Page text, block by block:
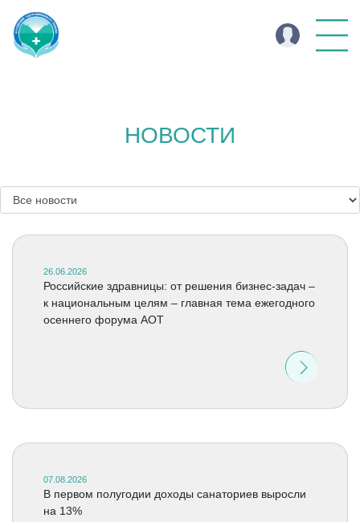
НОВОСТИ
26.06.2026
Российские здравницы: от решения бизнес-задач –
к национальным целям – главная тема ежегодного
осеннего форума АОТ
07.08.2026
В первом полугодии доходы санаториев выросли
на 13%